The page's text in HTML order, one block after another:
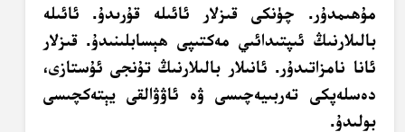
مۇھىمدۇر. چۈنكى قىزلار ئائىلە قۇرىدۇ. ئائىلە
بالىلارنىڭ ئىپتىدائىي مەكتىپى ھېسابلىنىدۇ. قىزلار
ئانا نامزاتىدۇر. ئانىلار بالىلارنىڭ تۇنجى ئۇستازى،
دەسلەپكى تەربىيەچىسى ۋە ئاۋۋالقى يېتەكچىسى
بولىدۇ.